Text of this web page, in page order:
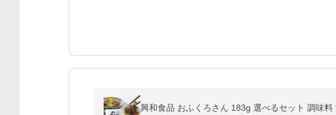
興和食品 おふくろさん 183g 選べるセット 調味